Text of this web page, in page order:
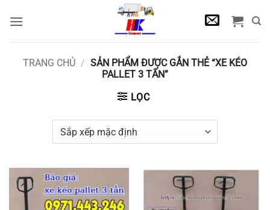
qua
TRANG CHỦ / SẢN PHẨM ĐƯỢC GẮN THẺ “XE KÉO
PALLET 3 TẤN”
LỌC